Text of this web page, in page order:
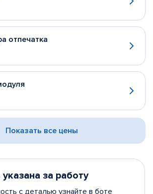
отпечатка
Показать все цены
за работу
с деталью узнайте в боте